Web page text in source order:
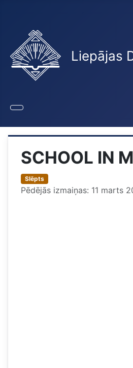
Liepājas
SCHOOL IN
Slēpts
Pēdējās izmaiņas: 11 marts